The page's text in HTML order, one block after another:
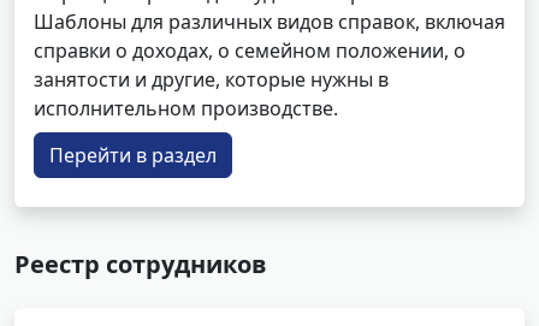
Шаблоны для различных видов справок, включая
справки о доходах, о семейном положении, о
занятости и другие, которые нужны в
исполнительном производстве.
Перейти в раздел
Реестр сотрудников